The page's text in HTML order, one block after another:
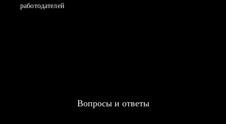
работодателей
Вопросы и ответы